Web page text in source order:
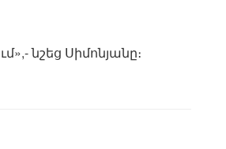
նշեց Սիմոնյանը։